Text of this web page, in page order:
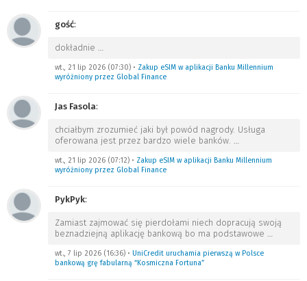
gość:
dokładnie …
wt., 21 lip 2026 (07:30) • Zakup eSIM w aplikacji Banku Millennium
wyróżniony przez Global Finance
Jas Fasola:
chciałbym zrozumieć jaki był powód nagrody. Usługa
oferowana jest przez bardzo wiele banków. …
wt., 21 lip 2026 (07:12) • Zakup eSIM w aplikacji Banku Millennium
wyróżniony przez Global Finance
PykPyk:
Zamiast zajmować się pierdołami niech dopracują swoją
beznadziejną aplikację bankową bo ma podstawowe …
wt., 7 lip 2026 (16:36) • UniCredit uruchamia pierwszą w Polsce
bankową grę fabularną “Kosmiczna Fortuna”